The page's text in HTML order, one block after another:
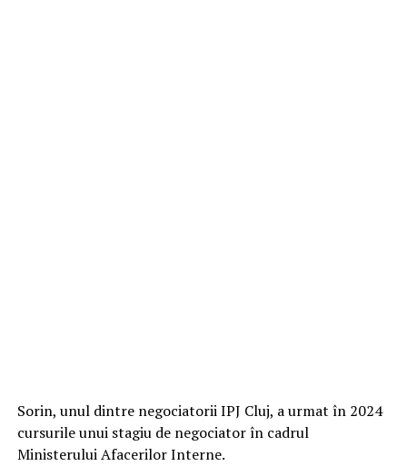
Sorin, unul dintre negociatorii IPJ Cluj, a urmat în 2024
cursurile unui stagiu de negociator în cadrul
Ministerului Afacerilor Interne.